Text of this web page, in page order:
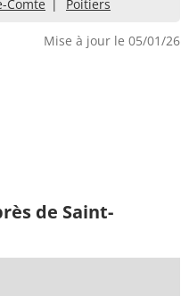
Comte Poitiers
Mise à jour le 05/01/26
de Saint-